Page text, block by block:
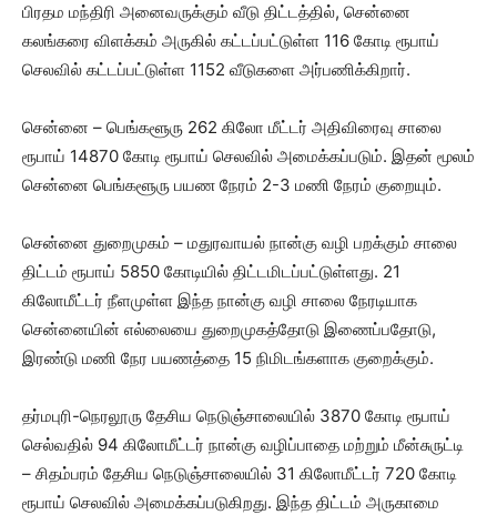
பிரதம மந்திரி அனைவருக்கும் வீடு திட்டத்தில், சென்னை
கலங்கரை விளக்கம் அருகில் கட்டப்பட்டுள்ள 116 கோடி ரூபாய்
செலவில் கட்டப்பட்டுள்ள 1152 வீடுகளை அர்பணிக்கிறார்.
சென்னை – பெங்களூரு 262 கிலோ மீட்டர் அதிவிரைவு சாலை
ரூபாய் 14870 கோடி ரூபாய் செலவில் அமைக்கப்படும். இதன் மூலம்
சென்னை பெங்களூரு பயண நேரம் 2-3 மணி நேரம் குறையும்.
சென்னை துறைமுகம் – மதுரவாயல் நான்கு வழி பறக்கும் சாலை
திட்டம் ரூபாய் 5850 கோடியில் திட்டமிடப்பட்டுள்ளது. 21
கிலோமீட்டர் நீளமுள்ள இந்த நான்கு வழி சாலை நேரடியாக
சென்னையின் எல்லையை துறைமுகத்தோடு இணைப்பதோடு,
இரண்டு மணி நேர பயணத்தை 15 நிமிடங்களாக குறைக்கும்.
தர்மபுரி-நெரலூரு தேசிய நெடுஞ்சாலையில் 3870 கோடி ரூபாய்
செல்வதில் 94 கிலோமீட்டர் நான்கு வழிப்பாதை மற்றும் மீன்சுருட்டி
– சிதம்பரம் தேசிய நெடுஞ்சாலையில் 31 கிலோமீட்டர் 720 கோடி
ரூபாய் செலவில் அமைக்கப்படுகிறது. இந்த திட்டம் அருகாமை